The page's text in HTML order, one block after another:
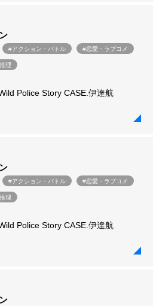
#アクション・バトル #恋愛・ラブコメ
理
Police Story CASE.伊達航
#アクション・バトル #恋愛・ラブコメ
理
Police Story CASE.伊達航